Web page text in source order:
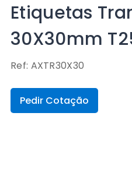
Etiquetas
30X30mm
Ref: AXTR30X30
Pedir Cotação